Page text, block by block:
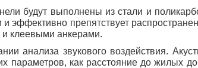
будут выполнены из стали и
препятствует
клеевыми анкерами.
анализа звукового воздействия.
параметров, как расстояние до жилых